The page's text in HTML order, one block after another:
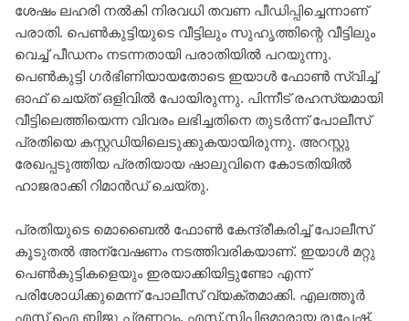
ശേഷം ലഹരി നൽകി നിരവധി തവണ പീഡിപ്പിച്ചെന്നാണ്
പരാതി. പെൺകുട്ടിയുടെ വീട്ടിലും സുഹൃത്തിന്റെ വീട്ടിലും
വെച്ച് പീഡനം നടന്നതായി പരാതിയിൽ പറയുന്നു.
പെൺകുട്ടി ഗർഭിണിയായതോടെ ഇയാൾ ഫോൺ സ്വിച്ച്
ഓഫ് ചെയ്ത് ഒളിവിൽ പോയിരുന്നു. പിന്നീട് രഹസ്യമായി
വീട്ടിലെത്തിയെന്ന വിവരം ലഭിച്ചതിനെ തുടർന്ന് പോലീസ്
പ്രതിയെ കസ്റ്റഡിയിലെടുക്കുകയായിരുന്നു. അറസ്റ്റു
രേഖപ്പടുത്തിയ പ്രതിയായ ഷാലുവിനെ കോടതിയിൽ
ഹാജരാക്കി റിമാൻഡ് ചെയ്തു.
പ്രതിയുടെ മൊബൈൽ ഫോൺ കേന്ദ്രീകരിച്ച് പോലീസ്
കൂടുതൽ അന്വേഷണം നടത്തിവരികയാണ്. ഇയാൾ മറ്റു
പെൺകുട്ടികളെയും ഇരയാക്കിയിട്ടുണ്ടോ എന്ന്
പരിശോധിക്കുമെന്ന് പോലീസ് വ്യക്തമാക്കി. എലത്തൂർ
എസ് ഐ ബിജു പ്രണവം, എസ്.സിപിഒമാരായ രൂപേഷ്,